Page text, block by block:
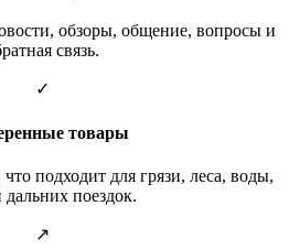
обзоры, общение, вопросы и
связь.
✓
товары
подходит для грязи, леса, воды,
дальних поездок.
↗